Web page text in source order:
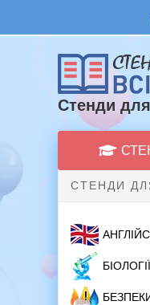
Стенди
СТЕНДИ
БІОЛОГІЇ